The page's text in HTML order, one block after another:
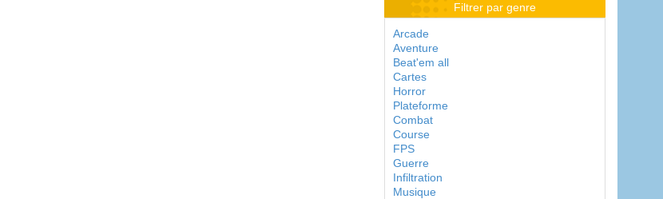
Filtrer par genre
Arcade
Aventure
Beat'em all
Cartes
Horror
Plateforme
Combat
Course
FPS
Guerre
Infiltration
Musique